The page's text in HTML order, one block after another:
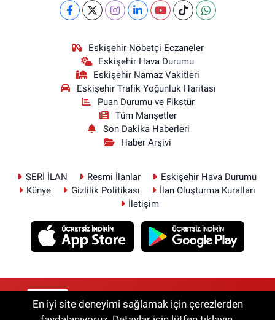
Eskişehir Nöbetçi Eczaneler
Eskişehir Hava Durumu
Eskişehir Namaz Vakitleri
Eskişehir Trafik Yoğunluk Haritası
Puan Durumu ve Fikstür
Tüm Manşetler
Son Dakika Haberleri
Haber Arşivi
SERİ İLAN Resmi İlanlar
Eskişehir Hava Durumu
Künye
Gizlilik Politikası
İlan Oluşturma Kuralları
İletişim
RSS Copyright © 2026. Her hakkı saklıdır.
En iyi site deneyimi sağlamak için çerezlerden